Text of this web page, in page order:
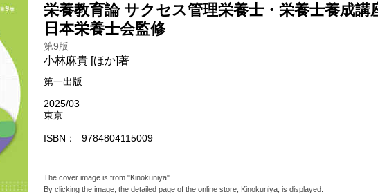
栄養教育論 サクセス管理栄養士・栄養士養成講
日本栄養士会監修
第9版
小林麻貴 [ほか]著
第一出版
2025/03
東京
ISBN 9784804115009
The cover image is from "Kinokuniya".
By clicking the image, the detailed page of the online store, Kinokuniya, is displayed.